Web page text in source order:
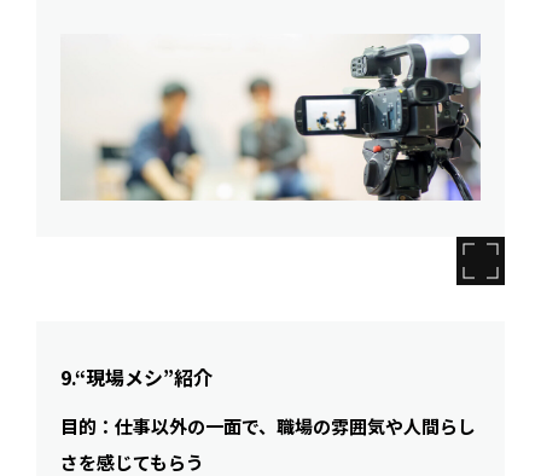
9.“現場メシ”紹介
目的：仕事以外の一面で、職場の雰囲気や人間らし
さを感じてもらう